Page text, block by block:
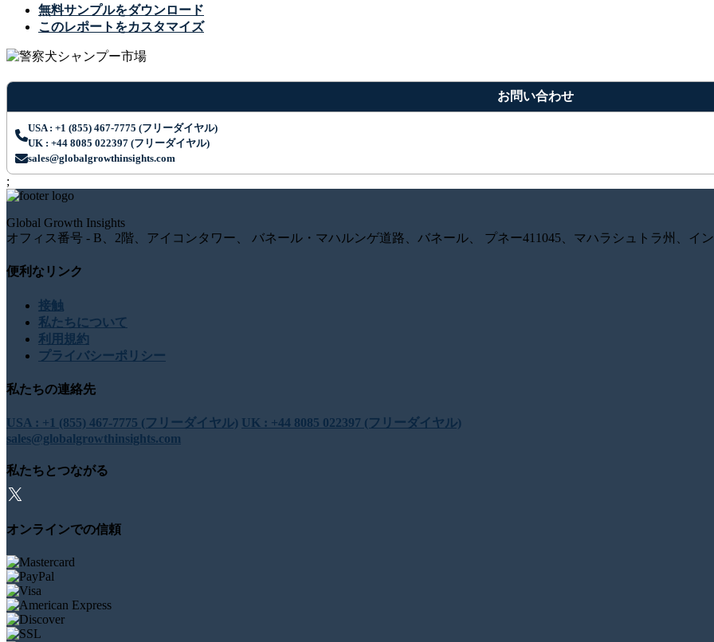
無料サンプルをダウンロード
このレポートをカスタマイズ
お問い合わせ
USA : +1 (855) 467-7775 (フリーダイヤル)
UK : +44 8085 022397 (フリーダイヤル)
sales@globalgrowthinsights.com
;
Global Growth Insights
オフィス番号 - B、2階、アイコンタワー、 バネール・マハルンゲ道路、バネール、 プネー411045、マハラシュトラ州、イ
便利なリンク
接触
私たちについて
利用規約
プライバシーポリシー
私たちの連絡先
USA : +1 (855) 467-7775 (フリーダイヤル) UK : +44 8085 022397 (フリーダイヤル)
sales@globalgrowthinsights.com
私たちとつながる
オンラインでの信頼